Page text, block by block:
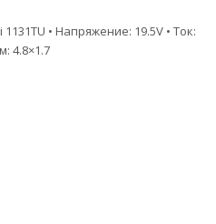
• Напряжение: 19.5V • Ток:
4.8×1.7